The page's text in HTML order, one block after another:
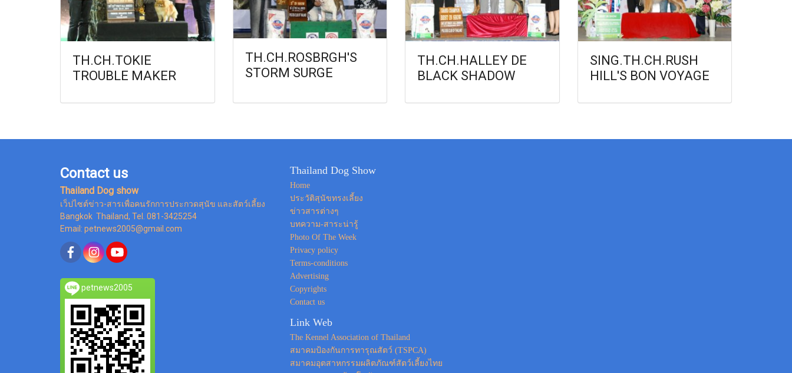
TH.CH.TOKIE
TROUBLE MAKER
TH.CH.ROSBRGH'S
STORM SURGE
TH.CH.HALLEY DE
BLACK SHADOW
SING.TH.CH.RUSH
HILL'S BON VOYAGE
Contact us
Thailand Dog show
เว็ปไซต์ข่าว-สารเพื่อคนรักการประกวดสุนัข และสัตว์เลี้ยง
Bangkok Thailand, Tel. 081-3425254
Email: petnews2005@gmail.com
petnews2005
Thailand Dog Show
Home
ประวัติสุนัขทรงเลี้ยง
ข่าวสารต่างๆ
บทความ-สาระน่ารู้
Photo Of The Week
Privacy policy
Terms-conditions
Advertising
Copyrights
Contact us
Link Web
The Kennel Association of Thailand
สมาคมป้องกันการทารุณสัตว์ (TSPCA)
สมาคมอุตสาหกรรมผลิตภัณฑ์สัตว์เลี้ยงไทย